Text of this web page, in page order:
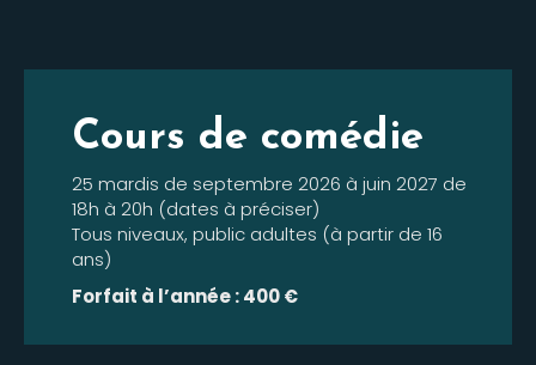
Cours de comédie
25 mardis de septembre 2026 à juin 2027 de
18h à 20h (dates à préciser)
Tous niveaux, public adultes (à partir de 16
ans)
Forfait à l’année : 400 €